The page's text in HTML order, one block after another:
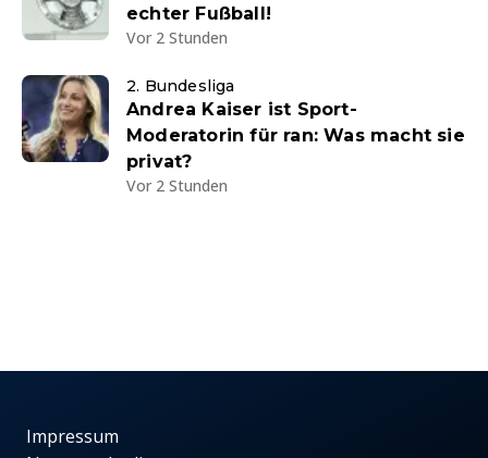
echter Fußball!
Vor 2 Stunden
2. Bundesliga
Andrea Kaiser ist Sport-
Moderatorin für ran: Was macht sie
privat?
Vor 2 Stunden
Impressum